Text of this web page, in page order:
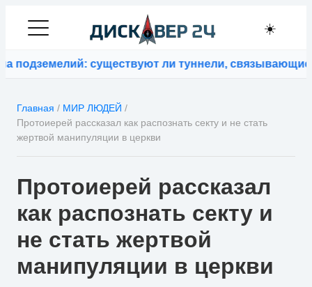
☀️
существуют ли туннели, связывающие
Главная / МИР ЛЮДЕЙ /
Протоиерей рассказал как распознать секту и не стать
жертвой манипуляции в церкви
Протоиерей рассказал
как распознать секту и
не стать жертвой
манипуляции в церкви